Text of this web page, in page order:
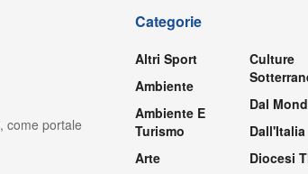
come portale
Categorie
Altri Sport
Ambiente
Ambiente E
Turismo
Arte
Culture
Dal
Dall'Italia
Diocesi